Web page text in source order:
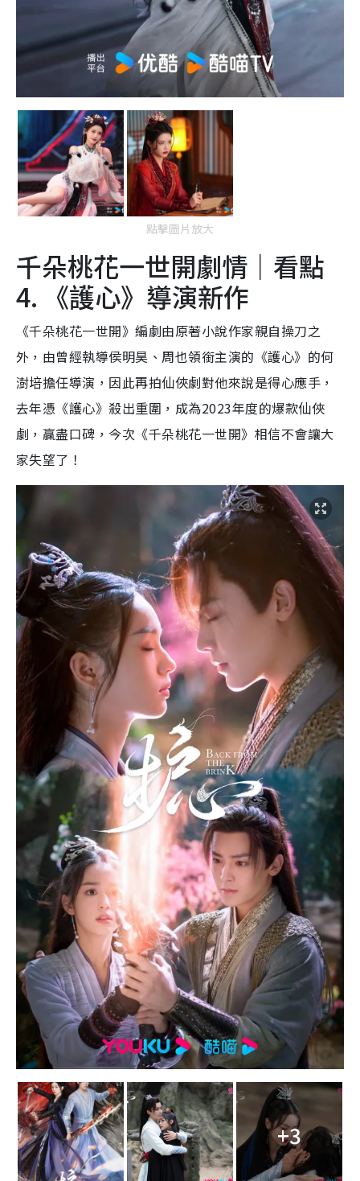
點擊圖片放大
千朵桃花一世開劇情｜看點
4. 《護心》導演新作
《千朵桃花一世開》編劇由原著小說作家親自操刀之
外，由曾經執導侯明昊、周也領銜主演的《護心》的何
澍培擔任導演，因此再拍仙俠劇對他來說是得心應手，
去年憑《護心》殺出重圍，成為2023年度的爆款仙俠
劇，贏盡口碑，今次《千朵桃花一世開》相信不會讓大
家失望了！
+3